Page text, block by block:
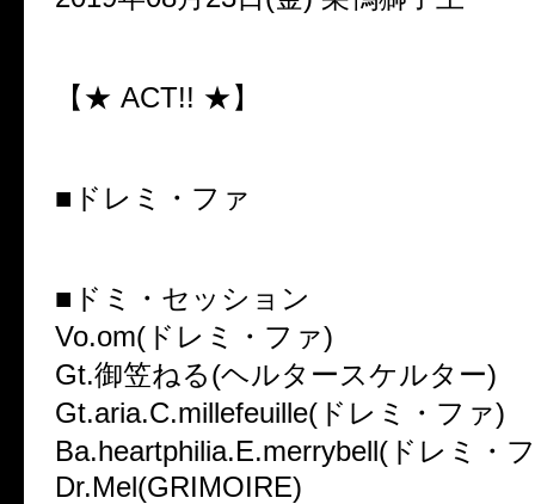
【★ ACT!! ★】
■ドレミ・ファ
■ドミ・セッション
Vo.om(ドレミ・ファ)
Gt.御笠ねる(ヘルタースケルター)
Gt.aria.C.millefeuille(ドレミ・ファ)
Ba.heartphilia.E.merrybell(ドレミ・
Dr.Mel(GRIMOIRE)